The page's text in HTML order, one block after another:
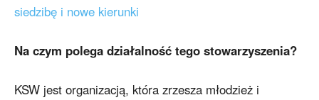
siedzibę i nowe kierunki
Na czym polega działalność tego stowarzyszenia?
KSW jest organizacją, która zrzesza młodzież i